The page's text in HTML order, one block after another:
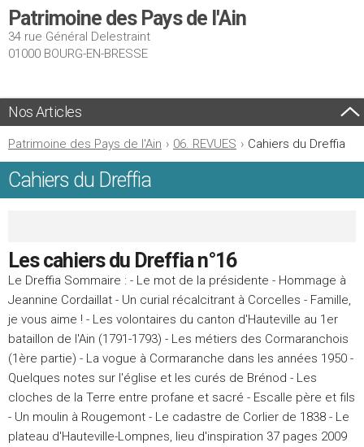
Patrimoine des Pays de l'Ain
34 rue Général Delestraint
01000 BOURG-EN-BRESSE
Nos Articles
Patrimoine des Pays de l'Ain › 06. REVUES › Cahiers du Dreffia
Cahiers du Dreffia
Les cahiers du Dreffia n°16
Le Dreffia Sommaire : - Le mot de la présidente - Hommage à
Jeannine Cordaillat - Un curial récalcitrant à Corcelles - Famille,
je vous aime ! - Les volontaires du canton d'Hauteville au 1er
bataillon de l'Ain (1791-1793) - Les métiers des Cormaranchois
(1ère partie) - La vogue à Cormaranche dans les années 1950 -
Quelques notes sur l'église et les curés de Brénod - Les
cloches de la Terre entre profane et sacré - Escalle père et fils
- Un moulin à Rougemont - Le cadastre de Corlier de 1838 - Le
plateau d'Hauteville-Lompnes, lieu d'inspiration 37 pages 2009